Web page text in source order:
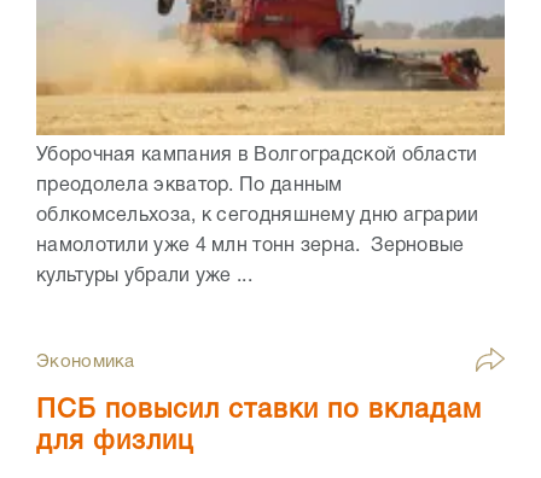
Уборочная кампания в Волгоградской области
преодолела экватор. По данным
облкомсельхоза, к сегодняшнему дню аграрии
намолотили уже 4 млн тонн зерна. Зерновые
культуры убрали уже ...
Экономика
ПСБ повысил ставки по вкладам
для физлиц